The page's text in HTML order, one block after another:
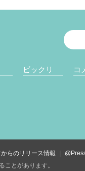
ビックリ コ
らのリリース情報
とがあります。